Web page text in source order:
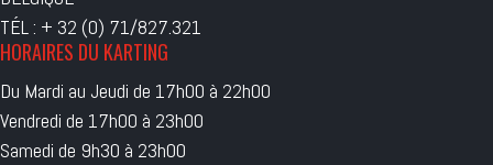
TÉL : + 32 (0) 71/827.321
HORAIRES DU KARTING
Du Mardi au Jeudi de 17h00 à 22h00
Vendredi de 17h00 à 23h00
Samedi de 9h30 à 23h00